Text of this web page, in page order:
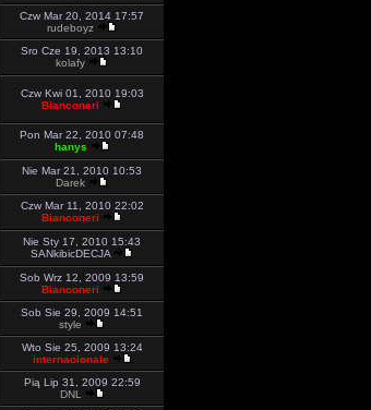
Czw Mar 20, 2014 17:57
rudeboyz
Sro Cze 19, 2013 13:10
kolafy
Czw Kwi 01, 2010 19:03
Bianconeri
Pon Mar 22, 2010 07:48
hanys
Nie Mar 21, 2010 10:53
Darek
Czw Mar 11, 2010 22:02
Bianconeri
Nie Sty 17, 2010 15:43
SANkibicDECJA
Sob Wrz 12, 2009 13:59
Bianconeri
Sob Sie 29, 2009 14:51
style
Wto Sie 25, 2009 13:24
internacionale
Pią Lip 31, 2009 22:59
DNL